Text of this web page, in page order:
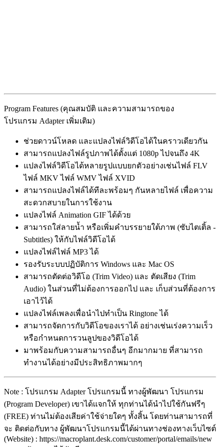
Program Features (คุณสมบัติ และความสามารถของ
โปรแกรม Adapter เพิ่มเติม)
ช่วยดาวน์โหลด และแปลงไฟล์วิดีโอได้ในคราวเดียวกัน
สามารถแปลงไฟล์รูปภาพได้ตั้งแต่ 1080p ไปจนถึง 4K
แปลงไฟล์วิดีโอได้หลายรูปแบบยกตัวอย่างเช่นไฟล์ FLV
ไฟล์ MKV ไฟล์ WMV ไฟล์ XVID
สามารถแปลงไฟล์ได้ทีละพร้อมๆ กันหลายไฟล์ เพื่อความ
สะดวกสบายในการใช้งาน
แปลงไฟล์ Animation GIF ได้ด้วย
สามารถใส่ลายน้ำ หรือเพิ่มคำบรรยายใต้ภาพ (ซับไตเติ้ล -
Subtitles) ให้กับไฟล์วิดีโอได้
แปลงไฟล์ไฟล์ MP3 ได้
รองรับระบบปฏิบัติการ Windows และ Mac OS
สามารถตัดต่อวิดีโอ (Trim Video) และ ตัดเสียง (Trim
Audio) ในส่วนที่ไม่ต้องการออกไป และ เก็บส่วนที่ต้องการ
เอาไว้ได้
แปลงไฟล์เพลงเพื่อนำไปทำเป็น Ringtone ได้
สามารถจัดการกับวิดีโอของเราได้ อย่างเช่นเร่งความเร็ว
หรือกำหนดการวนลูปของวิดีโอได้
มาพร้อมกับความสามารถอื่นๆ อีกมากมาย ที่สามารถ
ทำงานได้อย่างมีประสิทธิภาพมากๆ
Note : โปรแกรม Adapter โปรแกรมนี้ ทางผู้พัฒนา โปรแกรม
(Program Developer) เขาได้แจกให้ ทุกท่านได้นำไปใช้กันฟรีๆ
(FREE) ท่านไม่ต้องเสียค่าใช้จ่ายใดๆ ทั้งสิ้น โดยท่านสามารถที่
จะ ติดต่อกับทาง ผู้พัฒนาโปรแกรมนี้ได้ผ่านทางช่องทางเว็บไซต์
(Website) : https://macroplant.desk.com/customer/portal/emails/new